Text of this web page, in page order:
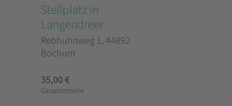
Stellplatz in
Langendreer
Rebhuhnweg 1, 44892
Bochum
35,00 €
Gesamtmiete